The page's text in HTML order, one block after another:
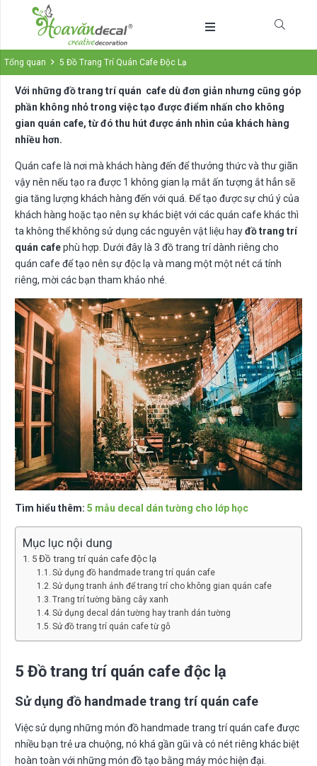
Tổng quan 5 Đồ Trang Trí Quán Cafe Độc Lạ
Với những đồ trang trí quán cafe dù đơn giản nhưng cũng góp
phần không nhỏ trong việc tạo được điểm nhấn cho không
gian quán cafe, từ đó thu hút được ánh nhìn của khách hàng
nhiều hơn.
Quán cafe là nơi mà khách hàng đến để thưởng thức và thư giãn
vậy nên nếu tạo ra được 1 không gian lạ mắt ấn tượng ắt hẳn sẽ
gia tăng lượng khách hàng đến với quá. Để tạo được sự chú ý của
khách hàng hoặc tạo nên sự khác biệt với các quán cafe khác thì
ta không thể không sử dụng các nguyên vật liệu hayđồ trang trí
quán cafephù hợp. Dưới đây là 3 đồ trang trí dành riêng cho
quán cafe để tạo nên sự độc lạ và mang một một nét cá tính
riêng, mời các bạn tham khảo nhé.
Tìm hiểu thêm: 5 mẫu decal dán tường cho lớp học
Mục lục nội dung
5 Đồ trang trí quán cafe độc lạ
Sử dụng đồ handmade trang trí quán cafe
Sử dụng tranh ảnh để trang trí cho không gian quán cafe
Trang trí tường bằng cây xanh
Sử dụng decal dán tường hay tranh dán tường
Sử đồ trang trí quán cafe từ gỗ
5 Đồ trang trí quán cafe độc lạ
Sử dụng đồ handmade trang trí quán cafe
Việc sử dụng những món đồ handmade trang trí quán cafe được
nhiều bạn trẻ ưa chuộng, nó khá gần gũi và có nét riêng khác biệt
hoàn toàn với những món đồ tạo bằng máy móc hiện đại.